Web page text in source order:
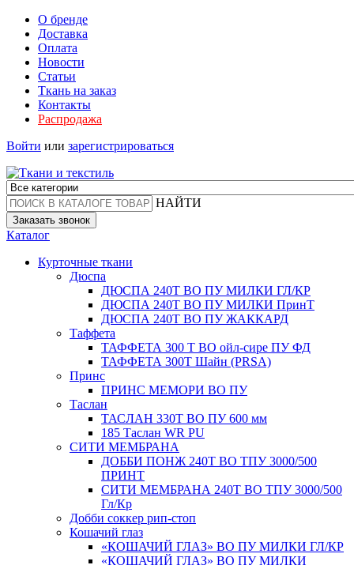
О бренде
Доставка
Оплата
Новости
Статьи
Ткань на заказ
Контакты
Распродажа
Войти или зарегистрироваться
НАЙТИ
Заказать звонок
Каталог
Курточные ткани
Дюспа
ДЮСПА 240Т ВО ПУ МИЛКИ ГЛ/КР
ДЮСПА 240Т ВО ПУ МИЛКИ ПринТ
ДЮСПА 240Т ВО ПУ ЖАККАРД
Таффета
ТАФФЕТА 300 Т ВО ойл-сире ПУ ФД
ТАФФЕТА 300Т Шайн (PRSA)
Принс
ПРИНС МЕМОРИ ВО ПУ
Таслан
ТАСЛАН 330T ВО ПУ 600 мм
185 Таслан WR PU
СИТИ МЕМБРАНА
ДОББИ ПОНЖ 240Т ВО ТПУ 3000/500
ПРИНТ
СИТИ МЕМБРАНА 240Т ВО ТПУ 3000/500
Гл/Кр
Добби соккер рип-стоп
Кошачий глаз
«КОШАЧИЙ ГЛАЗ» ВО ПУ МИЛКИ ГЛ/КР
«КОШАЧИЙ ГЛАЗ» ВО ПУ МИЛКИ